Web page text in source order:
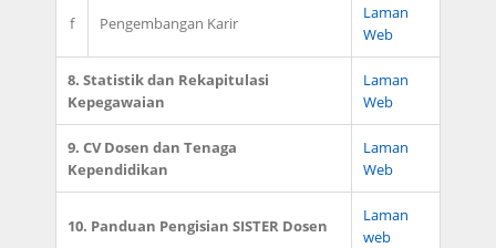
f Pengembangan Karir
Laman
Web
8. Statistik dan Rekapitulasi
Kepegawaian
Laman
Web
9. CV Dosen dan Tenaga
Kependidikan
Laman
Web
10. Panduan Pengisian SISTER Dosen
Laman
web